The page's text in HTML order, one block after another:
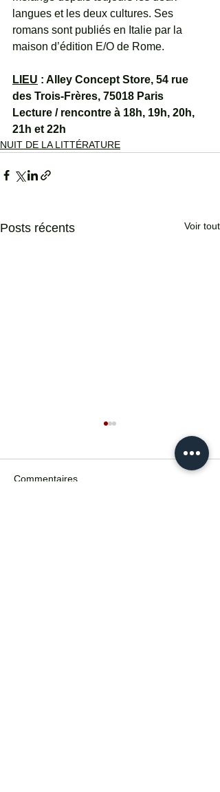
langues et les deux cultures. Ses
romans sont publiés en Italie par la
maison d’édition E/O de Rome.
LIEU : Alley Concept Store, 54 rue
des Trois-Frères, 75018 Paris
Lecture / rencontre à 18h, 19h, 20h,
21h et 22h
NUIT DE LA LITTÉRATURE
Posts récents Voir tout
Commentaires